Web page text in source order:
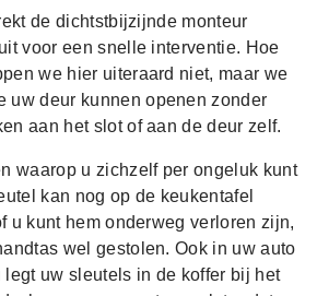
de dichtstbijzijnde monteur
voor een snelle interventie. Hoe
we hier uiteraard niet, maar we
uw deur kunnen openen zonder
aan het slot of aan de deur zelf.
waarop u zichzelf per ongeluk kunt
kan nog op de keukentafel
u kunt hem onderweg verloren zijn,
wel gestolen. Ook in uw auto
legt uw sleutels in de koffer bij het